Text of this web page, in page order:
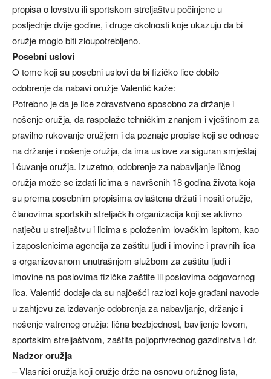
propisa o lovstvu ili sportskom streljaštvu počinjene u
posljednje dvije godine, i druge okolnosti koje ukazuju da bi
oružje moglo biti zloupotrebljeno.
Posebni uslovi
O tome koji su posebni uslovi da bi fizičko lice dobilo
odobrenje da nabavi oružje Valentić kaže:
Potrebno je da je lice zdravstveno sposobno za držanje i
nošenje oružja, da raspolaže tehničkim znanjem i vještinom za
pravilno rukovanje oružjem i da poznaje propise koji se odnose
na držanje i nošenje oružja, da ima uslove za siguran smještaj
i čuvanje oružja. Izuzetno, odobrenje za nabavljanje ličnog
oružja može se izdati licima s navršenih 18 godina života koja
su prema posebnim propisima ovlaštena držati i nositi oružje,
članovima sportskih streljačkih organizacija koji se aktivno
natječu u streljaštvu i licima s položenim lovačkim ispitom, kao
i zaposlenicima agencija za zaštitu ljudi i imovine i pravnih lica
s organizovanom unutrašnjom službom za zaštitu ljudi i
imovine na poslovima fizičke zaštite ili poslovima odgovornog
lica. Valentić dodaje da su najčešći razlozi koje građani navode
u zahtjevu za izdavanje odobrenja za nabavljanje, držanje i
nošenje vatrenog oružja: lična bezbjednost, bavljenje lovom,
sportskim streljaštvom, zaštita poljoprivrednog gazdinstva i dr.
Nadzor oružja
– Vlasnici oružja koji oružje drže na osnovu oružnog lista,